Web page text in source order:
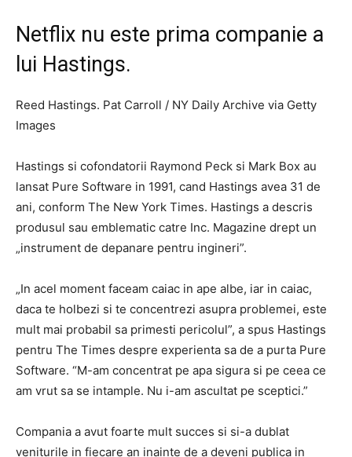
Netflix nu este prima companie a
lui Hastings.
Reed Hastings. Pat Carroll / NY Daily Archive via Getty
Images
Hastings si cofondatorii Raymond Peck si Mark Box au
lansat Pure Software in 1991, cand Hastings avea 31 de
ani, conform The New York Times. Hastings a descris
produsul sau emblematic catre Inc. Magazine drept un
„instrument de depanare pentru ingineri”.
„In acel moment faceam caiac in ape albe, iar in caiac,
daca te holbezi si te concentrezi asupra problemei, este
mult mai probabil sa primesti pericolul”, a spus Hastings
pentru The Times despre experienta sa de a purta Pure
Software. “M-am concentrat pe apa sigura si pe ceea ce
am vrut sa se intample. Nu i-am ascultat pe sceptici.”
Compania a avut foarte mult succes si si-a dublat
veniturile in fiecare an inainte de a deveni publica in